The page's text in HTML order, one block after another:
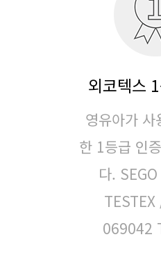
외코텍스
영유아가 사
한 1등급 인
다.
069042